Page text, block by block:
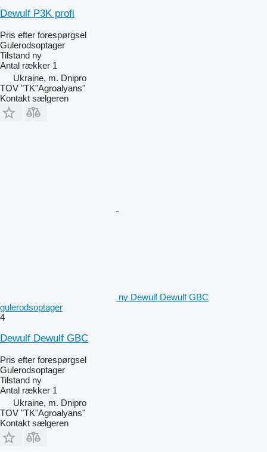
Dewulf P3K profi
Pris efter forespørgsel
Gulerodsoptager
Tilstand ny
Antal rækker 1
Ukraine, m. Dnipro
TOV "TK"Agroalyans"
Kontakt sælgeren
ny Dewulf Dewulf GBC
gulerodsoptager
4
Dewulf Dewulf GBC
Pris efter forespørgsel
Gulerodsoptager
Tilstand ny
Antal rækker 1
Ukraine, m. Dnipro
TOV "TK"Agroalyans"
Kontakt sælgeren